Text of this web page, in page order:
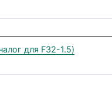
для F32-1.5)